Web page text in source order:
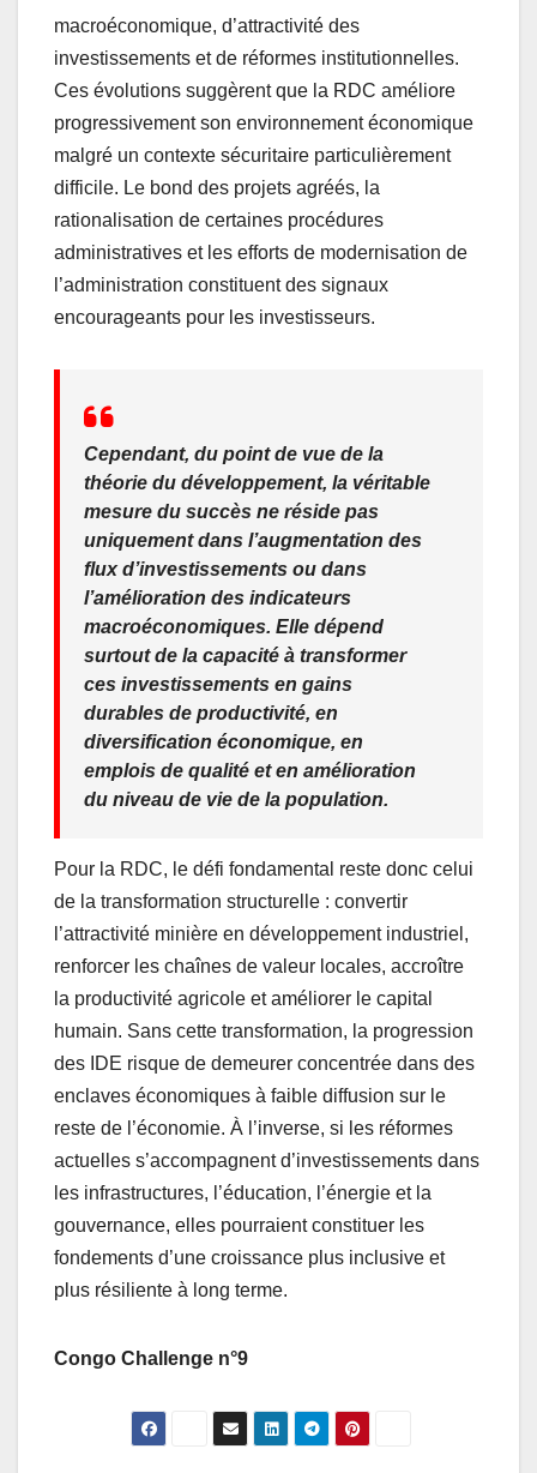
macroéconomique, d’attractivité des
investissements et de réformes institutionnelles.
Ces évolutions suggèrent que la RDC améliore
progressivement son environnement économique
malgré un contexte sécuritaire particulièrement
difficile. Le bond des projets agréés, la
rationalisation de certaines procédures
administratives et les efforts de modernisation de
l’administration constituent des signaux
encourageants pour les investisseurs.
Cependant, du point de vue de la
théorie du développement, la véritable
mesure du succès ne réside pas
uniquement dans l’augmentation des
flux d’investissements ou dans
l’amélioration des indicateurs
macroéconomiques. Elle dépend
surtout de la capacité à transformer
ces investissements en gains
durables de productivité, en
diversification économique, en
emplois de qualité et en amélioration
du niveau de vie de la population.
Pour la RDC, le défi fondamental reste donc celui
de la transformation structurelle : convertir
l’attractivité minière en développement industriel,
renforcer les chaînes de valeur locales, accroître
la productivité agricole et améliorer le capital
humain. Sans cette transformation, la progression
des IDE risque de demeurer concentrée dans des
enclaves économiques à faible diffusion sur le
reste de l’économie. À l’inverse, si les réformes
actuelles s’accompagnent d’investissements dans
les infrastructures, l’éducation, l’énergie et la
gouvernance, elles pourraient constituer les
fondements d’une croissance plus inclusive et
plus résiliente à long terme.
Congo Challenge n°9